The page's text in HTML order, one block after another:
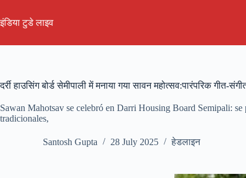
content
इंडिया टुडे लाइव
दर्री हाउसिंग बोर्ड सेमीपाली में मनाया गया सावन महोत्सव:पारंपरिक गीत-
Sawan Mahotsav se celebró en Darri Housing Board Semipali: se
tradicionales,
Santosh Gupta 28 July 2025 हेडलाइन